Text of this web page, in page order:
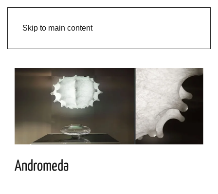
Skip to main content
Andromeda